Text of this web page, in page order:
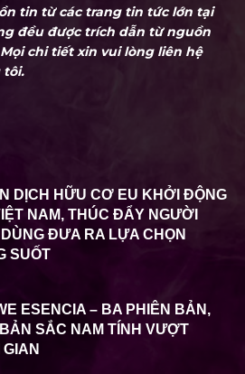
tin từ các trang tin tức lớn tại
đều được trích dẫn từ nguồn
chi tiết xin vui lòng liên hệ
tôi.
DỊCH HỮU CƠ EU KHỞI ĐỘNG
NAM, THÚC ĐẨY NGƯỜI
ĐƯA RA LỰA CHỌN
SUỐT
ESENCIA – BA PHIÊN BẢN,
BẢN SẮC NAM TÍNH VƯỢT